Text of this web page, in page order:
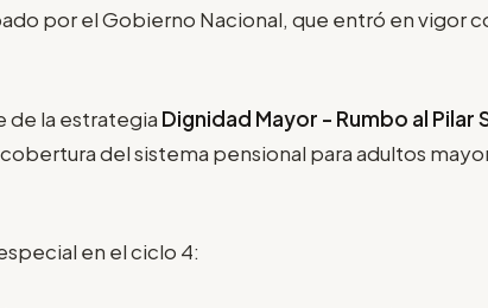
por el Gobierno Nacional, que entró en vigor
de la estrategia Dignidad Mayor - Rumbo al Pilar
cobertura del sistema pensional para adultos
en el ciclo 4: